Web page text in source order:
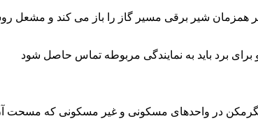
شیر برقی مسیر گاز را باز می کند و مشعل
برد باید به نمایندگی مربوطه تماس حاصل شود